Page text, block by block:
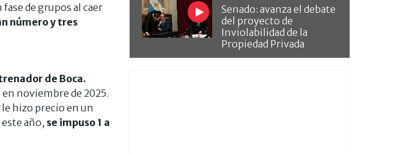
de grupos al caer
número y tres
de Boca.
en noviembre de 2025.
hizo precio en un
año, se impuso 1 a
Senado: avanza el debate
del proyecto de
Inviolabilidad de la
Propiedad Privada